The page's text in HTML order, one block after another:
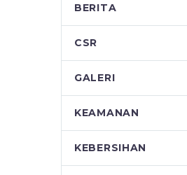
BERITA
CSR
GALERI
KEAMANAN
KEBERSIHAN